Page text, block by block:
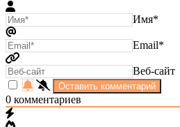
Имя*
Email*
Веб-сайт
0 комментариев